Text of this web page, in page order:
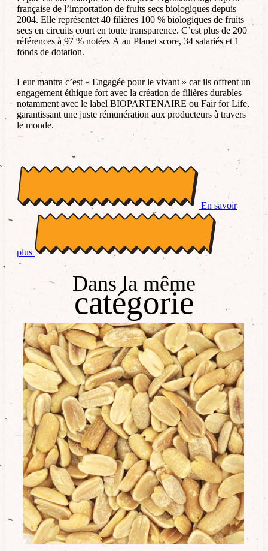
française de l’importation de fruits secs biologiques depuis
2004. Elle représentet 40 filières 100 % biologiques de fruits
secs en circuits court en toute transparence. C’est plus de 200
références à 97 % notées A au Planet score, 34 salariés et 1
fonds de dotation.
Leur mantra c’est « Engagée pour le vivant » car ils offrent un
engagement éthique fort avec la création de filières durables
notamment avec le label BIOPARTENAIRE ou Fair for Life,
garantissant une juste rémunération aux producteurs à travers
le monde.
En savoir
plus
Dans la même
catégorie